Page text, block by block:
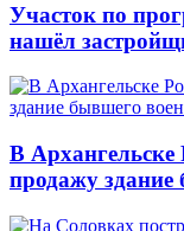
Участок по
нашёл
В Архангельске
продажу здание